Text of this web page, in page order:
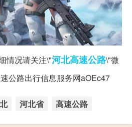
情况请关注\"河北高速公路\"微
公路出行信息服务网aOEc47
河北省 高速公路